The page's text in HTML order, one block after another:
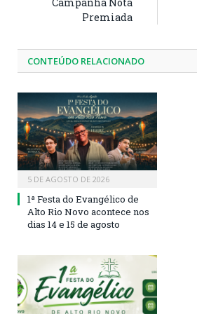
Campanha Nota
Premiada
CONTEÚDO RELACIONADO
5 DE AGOSTO DE 2026
1ª Festa do Evangélico de
Alto Rio Novo acontece nos
dias 14 e 15 de agosto